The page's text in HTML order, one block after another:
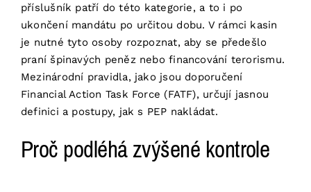
příslušník patří do této kategorie, a to i po
ukončení mandátu po určitou dobu. V rámci kasin
je nutné tyto osoby rozpoznat, aby se předešlo
praní špinavých peněz nebo financování terorismu.
Mezinárodní pravidla, jako jsou doporučení
Financial Action Task Force (FATF), určují jasnou
definici a postupy, jak s PEP nakládat.
Proč podléhá zvýšené kontrole